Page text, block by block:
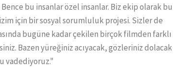
bu insanlar özel insanlar. Biz ekip olarak bu
için bir sosyal sorumluluk projesi. Sizler de
bugüne kadar çekilen birçok filmden farklı
Bazen yüreğiniz acıyacak, gözleriniz dolacak
vadediyoruz."